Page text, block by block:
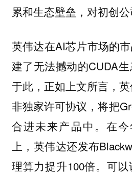
累和生态壁垒，对初创公
英伟达在AI芯片市场的
建了无法撼动的CUDA
于此，正如上文所言，
非独家许可协议，将把
合进未来产品中。在
上，英伟达还发布
理算力提升100倍。可